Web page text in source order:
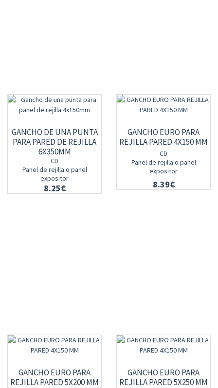
GANCHO DE UNA PUNTA
PARA PARED DE REJILLA
6X350MM
CD
Panel de rejilla o panel
expositor
8.25€
GANCHO EURO PARA
REJILLA PARED 4X150 MM
CD
Panel de rejilla o panel
expositor
8.39€
GANCHO EURO PARA
REJILLA PARED 5X200 MM
GANCHO EURO PARA
REJILLA PARED 5X250 MM